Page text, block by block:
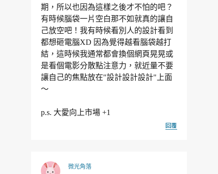
期，所以也因為這樣之後才不怕的吧？
有時候腦袋一片空白那不如就真的讓自
己放空吧！我有時候看別人的設計看到
都想砸電腦XD 因為覺得越看腦袋越打
結，這時候我通常都會換個網頁晃晃或
是看個電影分散點注意力，就近量不要
讓自己的焦點放在"設計設計設計"上面
～
p.s. 大愛向上市場 +1
回覆
微光角落